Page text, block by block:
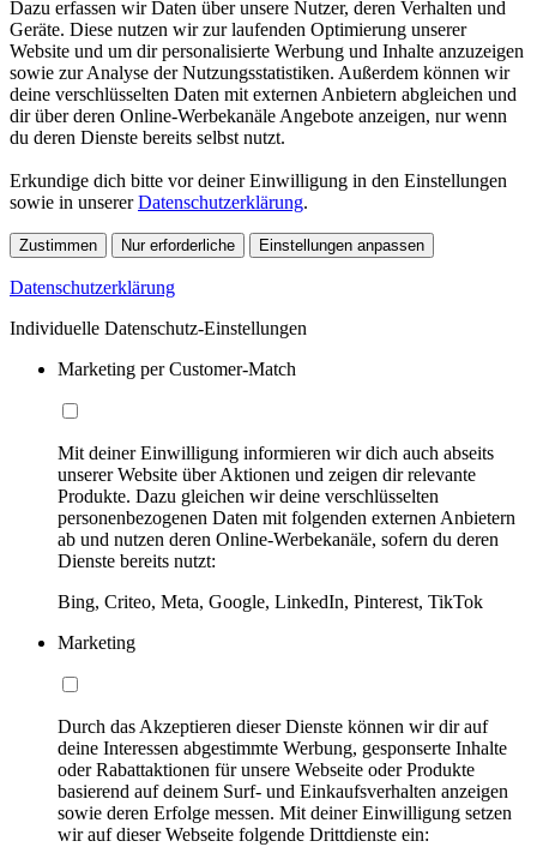
Dazu erfassen wir Daten über unsere Nutzer, deren Verhalten und
Geräte. Diese nutzen wir zur laufenden Optimierung unserer
Website und um dir personalisierte Werbung und Inhalte anzuzeigen
sowie zur Analyse der Nutzungsstatistiken. Außerdem können wir
deine verschlüsselten Daten mit externen Anbietern abgleichen und
dir über deren Online-Werbekanäle Angebote anzeigen, nur wenn
du deren Dienste bereits selbst nutzt.
Erkundige dich bitte vor deiner Einwilligung in den Einstellungen
sowie in unsererDatenschutzerklärung.
Zustimmen Nur erforderliche Einstellungen anpassen
Datenschutzerklärung
Individuelle Datenschutz-Einstellungen
Marketing per Customer-Match
Mit deiner Einwilligung informieren wir dich auch abseits
unserer Website über Aktionen und zeigen dir relevante
Produkte. Dazu gleichen wir deine verschlüsselten
personenbezogenen Daten mit folgenden externen Anbietern
ab und nutzen deren Online-Werbekanäle, sofern du deren
Dienste bereits nutzt:
Bing, Criteo, Meta, Google, LinkedIn, Pinterest, TikTok
Marketing
Durch das Akzeptieren dieser Dienste können wir dir auf
deine Interessen abgestimmte Werbung, gesponserte Inhalte
oder Rabattaktionen für unsere Webseite oder Produkte
basierend auf deinem Surf- und Einkaufsverhalten anzeigen
sowie deren Erfolge messen. Mit deiner Einwilligung setzen
wir auf dieser Webseite folgende Drittdienste ein: